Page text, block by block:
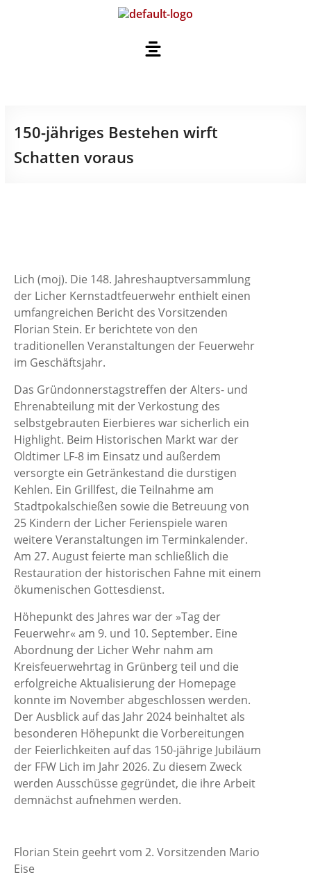
150-jähriges Bestehen wirft
Schatten voraus
Lich (moj). Die 148. Jahreshauptversammlung
der Licher Kernstadtfeuerwehr enthielt einen
umfangreichen Bericht des Vorsitzenden
Florian Stein. Er berichtete von den
traditionellen Veranstaltungen der Feuerwehr
im Geschäftsjahr.
Das Gründonnerstagstreffen der Alters- und
Ehrenabteilung mit der Verkostung des
selbstgebrauten Eierbieres war sicherlich ein
Highlight. Beim Historischen Markt war der
Oldtimer LF-8 im Einsatz und außerdem
versorgte ein Getränkestand die durstigen
Kehlen. Ein Grillfest, die Teilnahme am
Stadtpokalschießen sowie die Betreuung von
25 Kindern der Licher Ferienspiele waren
weitere Veranstaltungen im Terminkalender.
Am 27. August feierte man schließlich die
Restauration der historischen Fahne mit einem
ökumenischen Gottesdienst.
Höhepunkt des Jahres war der »Tag der
Feuerwehr« am 9. und 10. September. Eine
Abordnung der Licher Wehr nahm am
Kreisfeuerwehrtag in Grünberg teil und die
erfolgreiche Aktualisierung der Homepage
konnte im November abgeschlossen werden.
Der Ausblick auf das Jahr 2024 beinhaltet als
besonderen Höhepunkt die Vorbereitungen
der Feierlichkeiten auf das 150-jährige Jubiläum
der FFW Lich im Jahr 2026. Zu diesem Zweck
werden Ausschüsse gegründet, die ihre Arbeit
demnächst aufnehmen werden.
Florian Stein geehrt vom 2. Vorsitzenden Mario
Eise